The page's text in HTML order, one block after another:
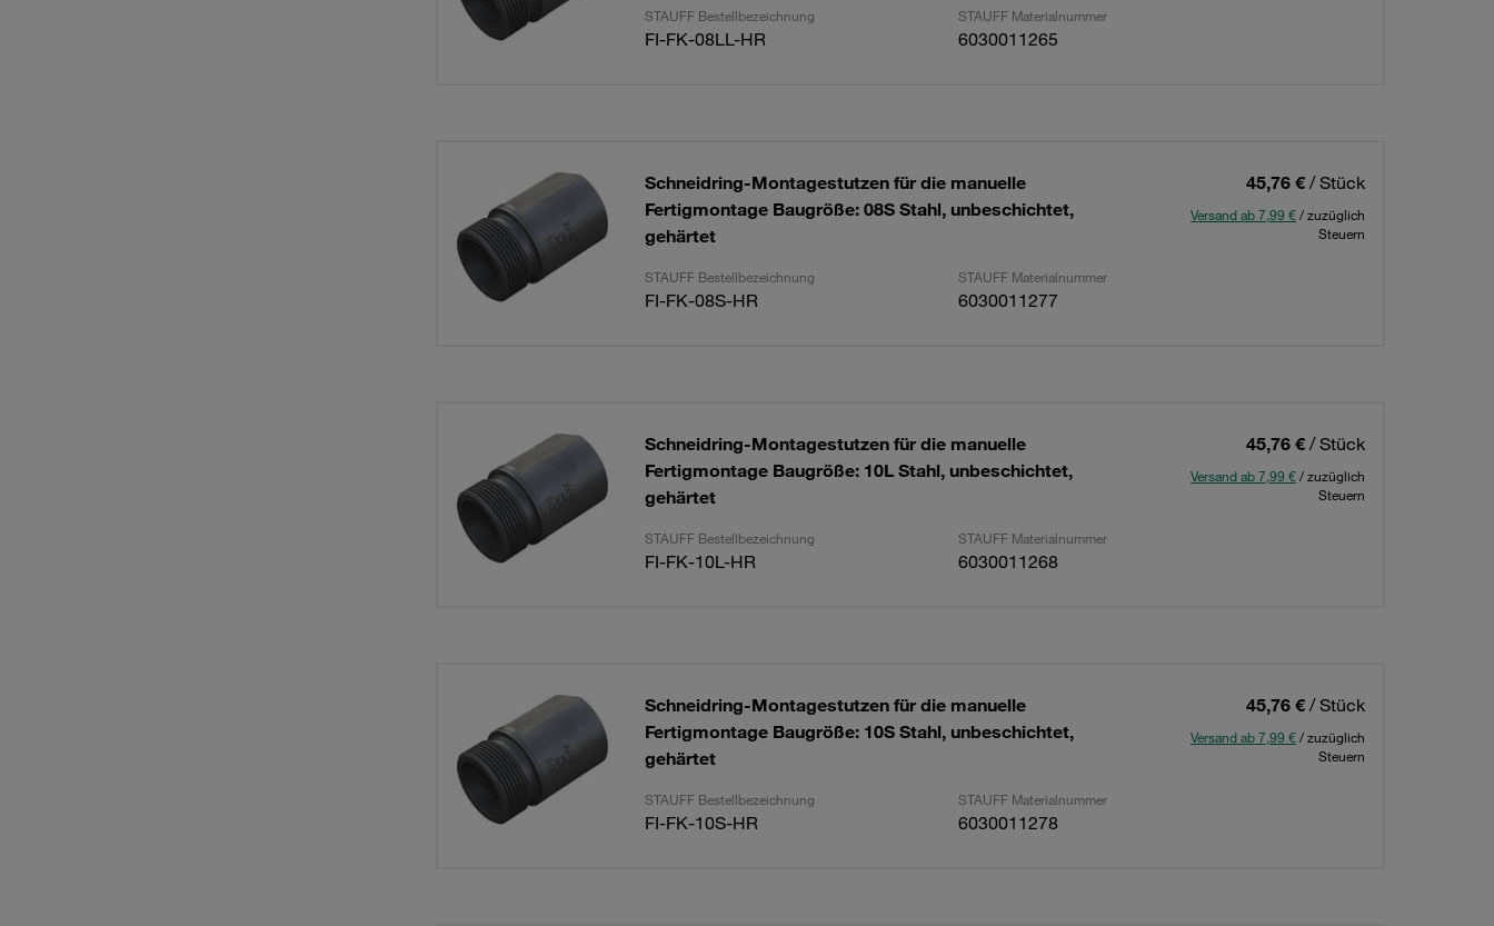
STAUFF Bestellbezeichnung STAUFF Materialnummer
FI-FK-08LL-HR 6030011265
Schneidring-Montagestutzen für die manuelle
Fertigmontage Baugröße: 08S Stahl, unbeschichtet,
gehärtet
45,76 € / Stück
Versand ab 7,99 €/ zuzüglich
Steuern
STAUFF Bestellbezeichnung STAUFF Materialnummer
FI-FK-08S-HR 6030011277
Schneidring-Montagestutzen für die manuelle
Fertigmontage Baugröße: 10L Stahl, unbeschichtet,
gehärtet
45,76 € / Stück
Versand ab 7,99 €/ zuzüglich
Steuern
STAUFF Bestellbezeichnung STAUFF Materialnummer
FI-FK-10L-HR 6030011268
Schneidring-Montagestutzen für die manuelle
Fertigmontage Baugröße: 10S Stahl, unbeschichtet,
gehärtet
45,76 € / Stück
Versand ab 7,99 €/ zuzüglich
Steuern
STAUFF Bestellbezeichnung STAUFF Materialnummer
FI-FK-10S-HR 6030011278